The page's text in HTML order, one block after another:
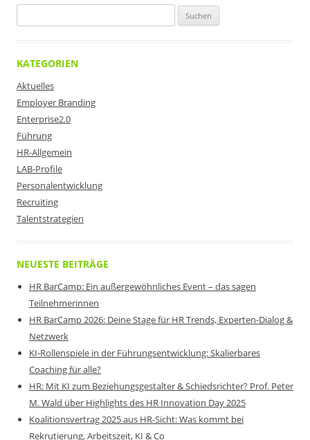
nach:
KATEGORIEN
Aktuelles
Employer Branding
Enterprise2.0
Führung
HR-Allgemein
LAB-Profile
Personalentwicklung
Recruiting
Talentstrategien
NEUESTE BEITRÄGE
HR BarCamp: Ein außergewöhnliches Event – das sagen
Teilnehmerinnen
HR BarCamp 2026: Deine Stage für HR Trends, Experten-Dialog &
Netzwerk
KI-Rollenspiele in der Führungsentwicklung: Skalierbares
Coaching für alle?
HR: Mit KI zum Beziehungsgestalter & Schiedsrichter? Prof. Peter
M. Wald über Highlights des HR Innovation Day 2025
Koalitionsvertrag 2025 aus HR-Sicht: Was kommt bei
Rekrutierung, Arbeitszeit, KI & Co